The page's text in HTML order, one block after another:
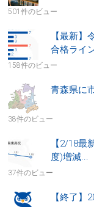
501件のビュー
【最新】
合格ライ
158件のビュー
青森県に
38件のビュー
【2/18最
度)増減...
37件のビュー
【終了】